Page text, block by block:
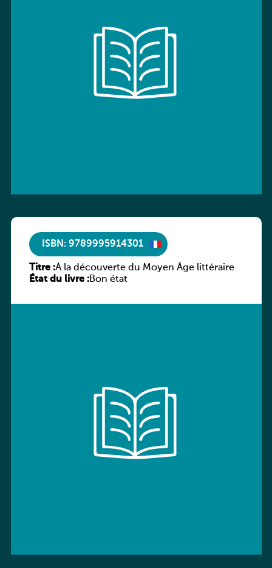
ISBN: 9789995914301
Titre :À la découverte du Moyen Âge littéraire
État du livre :Bon état